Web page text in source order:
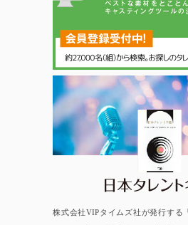
日本タレント名鑑
株式会社VIPタイムズ社が発行する